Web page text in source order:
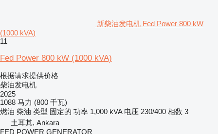
新柴油发电机 Fed Power 800 kW
(1000 kVA)
11
Fed Power 800 kW (1000 kVA)
根据请求提供价格
柴油发电机
2025
1088 马力 (800 千瓦)
燃油 柴油 类型 固定的 功率 1,000 kVA 电压 230/400 相数 3
土耳其, Ankara
FED POWER GENERATOR